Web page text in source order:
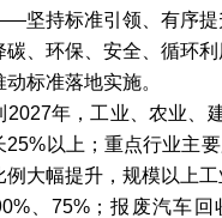
标准引领、有序提升
碳、环保、安全、循环
动标准落地实施。
年，工业、农业、建
25%以上；重点行业主
例大幅提升，规模以上
、75%；报废汽车